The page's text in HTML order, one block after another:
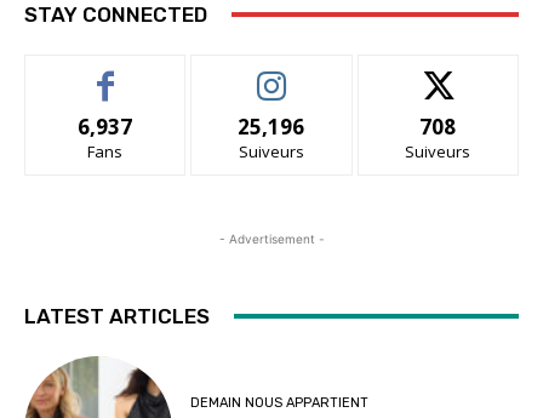
STAY CONNECTED
6,937
Fans
25,196
Suiveurs
708
Suiveurs
- Advertisement -
LATEST ARTICLES
DEMAIN NOUS APPARTIENT